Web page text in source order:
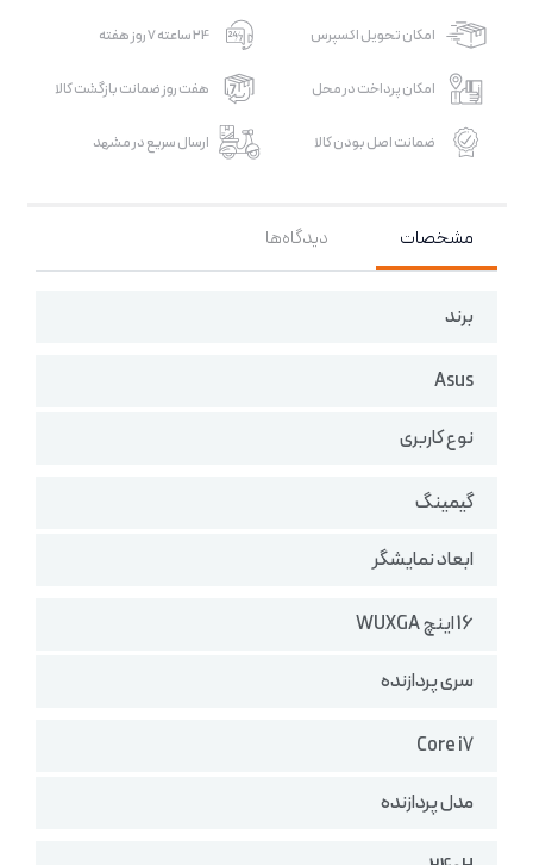
امکان تحویل اکسپرس 24 ساعته 7 روز هفته
امکان پرداخت در محل هفت روز ضمانت بازگشت کالا
ضمانت اصل بودن کالا ارسال سریع در مشهد
مشخصات دیدگاه‌ها
برند
Asus
نوع کاربری
گیمینگ
ابعاد نمایشگر
16 اینچ WUXGA
سری پردازنده
Core i7
مدل پردازنده